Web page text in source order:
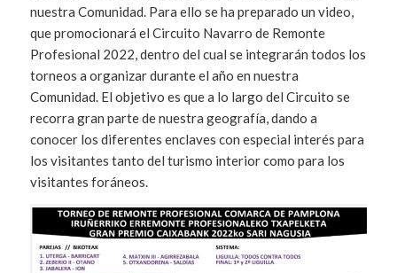
nuestra Comunidad. Para ello se ha preparado un video,
que promocionará el Circuito Navarro de Remonte
Profesional 2022, dentro del cual se integrarán todos los
torneos a organizar durante el año en nuestra
Comunidad. El objetivo es que a lo largo del Circuito se
recorra gran parte de nuestra geografía, dando a
conocer los diferentes enclaves con especial interés para
los visitantes tanto del turismo interior como para los
visitantes foráneos.